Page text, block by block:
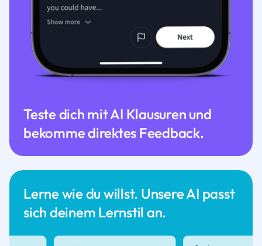
Lerne wie du willst. Unsere AI passt
sich deinem Lernstil an.
Teste dich mit AI Klausuren und
bekomme direktes Feedback.